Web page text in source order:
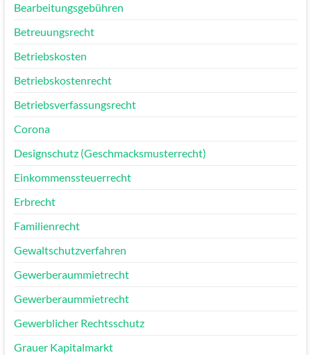
Bearbeitungsgebühren
Betreuungsrecht
Betriebskosten
Betriebskostenrecht
Betriebsverfassungsrecht
Corona
Designschutz (Geschmacksmusterrecht)
Einkommenssteuerrecht
Erbrecht
Familienrecht
Gewaltschutzverfahren
Gewerberaummietrecht
Gewerberaummietrecht
Gewerblicher Rechtsschutz
Grauer Kapitalmarkt